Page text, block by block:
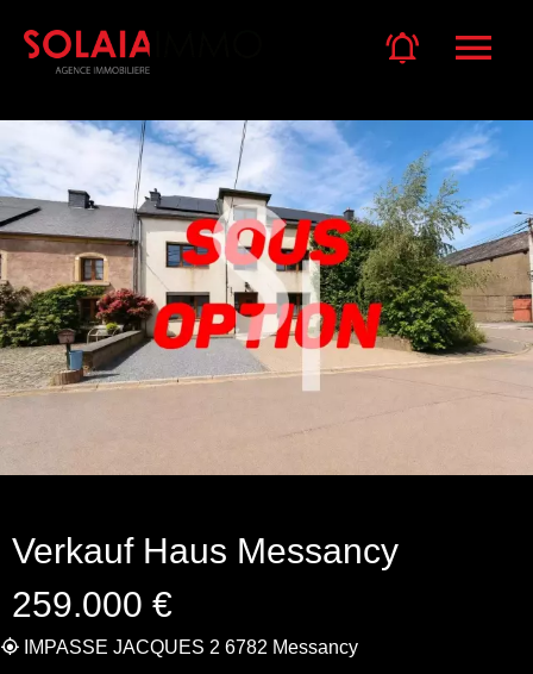
Verkauf Haus Messancy
259.000 €
IMPASSE JACQUES 2 6782 Messancy